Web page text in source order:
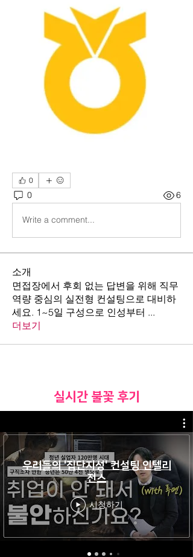
0
0 6
Write a comment...
소개
면접장에서 후회 없는 답변을 위해 직무
역량 중심의 실전형 컨설팅으로 대비하
세요. 1~5일 구성으로 인성부터 ...
더보기
​실시간 불꽃 후기
우리들의 '집단지성' 컨설팅 인텔리
전스
시청하기